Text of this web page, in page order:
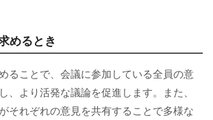
めるとき
ることで、会議に参加している全員の意
、より活発な議論を促進します。また、
それぞれの意見を共有することで多様な